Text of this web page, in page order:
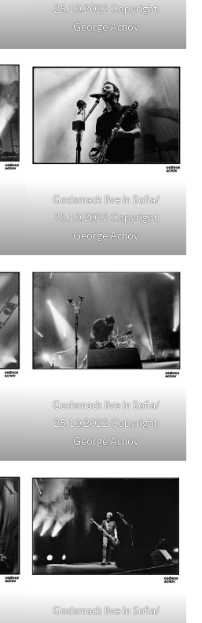
25.10.2022 Copyright:
George Achov
Godsmack live in Sofia/
25.10.2022 Copyright:
George Achov
Godsmack live in Sofia/
25.10.2022 Copyright:
George Achov
Godsmack live in Sofia/